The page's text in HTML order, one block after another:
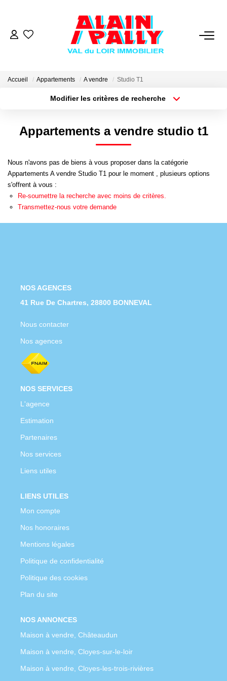
VENTE
LOCATION
DERNIERES VENTES
NOS AGENCES
Qui Sommes Nous
Accueil Appartements A vendre Studio T1
Modifier les critères de recherche
Sélectionnez...
Type de bien
Budget max Plus de critères
Appartements a vendre studio t1
Nous n'avons pas de biens à vous proposer dans la catégorie
Appartements A vendre Studio T1 pour le moment , plusieurs options
s'offrent à vous :
Re-soumettre la recherche avec moins de critères.
Transmettez-nous votre demande
NOS AGENCES
41 Rue De Chartres, 28800 BONNEVAL
Nous contacter
Nos agences
NOS SERVICES
L'agence
Estimation
Partenaires
Nos services
Liens utiles
LIENS UTILES
Mon compte
Nos honoraires
Mentions légales
Politique de confidentialité
Politique des cookies
Plan du site
NOS ANNONCES
Maison à vendre, Châteaudun
Maison à vendre, Cloyes-sur-le-loir
Maison à vendre, Cloyes-les-trois-rivières